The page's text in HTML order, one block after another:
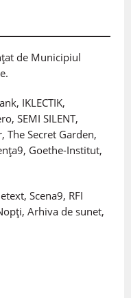
de Municipiul
IKLECTIK,
SEMI SILENT,
The Secret Garden,
Goethe-Institut,
Scena9, RFI
Arhiva de sunet,